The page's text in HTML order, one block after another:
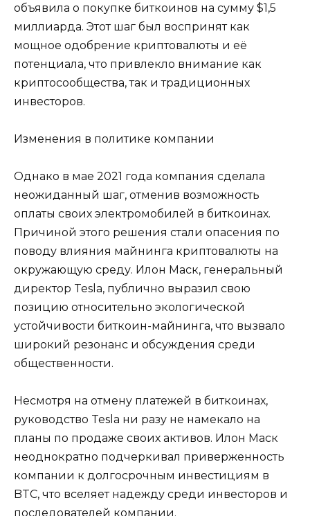
объявила о покупке биткоинов на сумму $1,5
миллиарда. Этот шаг был воспринят как
мощное одобрение криптовалюты и её
потенциала, что привлекло внимание как
криптосообщества, так и традиционных
инвесторов.
Изменения в политике компании
Однако в мае 2021 года компания сделала
неожиданный шаг, отменив возможность
оплаты своих электромобилей в биткоинах.
Причиной этого решения стали опасения по
поводу влияния майнинга криптовалюты на
окружающую среду. Илон Маск, генеральный
директор Tesla, публично выразил свою
позицию относительно экологической
устойчивости биткоин-майнинга, что вызвало
широкий резонанс и обсуждения среди
общественности.
Несмотря на отмену платежей в биткоинах,
руководство Tesla ни разу не намекало на
планы по продаже своих активов. Илон Маск
неоднократно подчеркивал приверженность
компании к долгосрочным инвестициям в
BTC, что вселяет надежду среди инвесторов и
последователей компании.